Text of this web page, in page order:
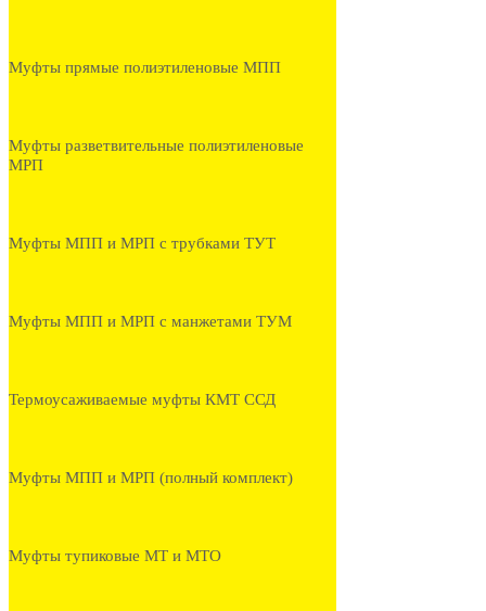
Муфты прямые полиэтиленовые МПП
Муфты разветвительные полиэтиленовые
МРП
Муфты МПП и МРП с трубками ТУТ
Муфты МПП и МРП с манжетами ТУМ
Термоусаживаемые муфты КМТ ССД
Муфты МПП и МРП (полный комплект)
Муфты тупиковые МТ и МТО